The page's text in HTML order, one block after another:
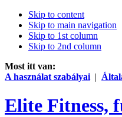
Skip to content
Skip to main navigation
Skip to 1st column
Skip to 2nd column
Most itt van:
A használat szabályai |
Elite Fitness,